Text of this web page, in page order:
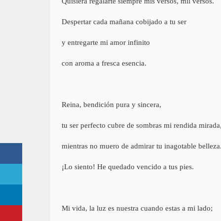
Despertar cada mañana cobijado a tu ser
y entregarte mi amor infinito
con aroma a fresca esencia.
Reina, bendición pura y sincera,
tu ser perfecto cubre de sombras mi rendida
mientras no muero de admirar tu inagotable
¡Lo siento! He quedado vencido a tus pies.
Mi vida, la luz es nuestra cuando estas a mi lado;